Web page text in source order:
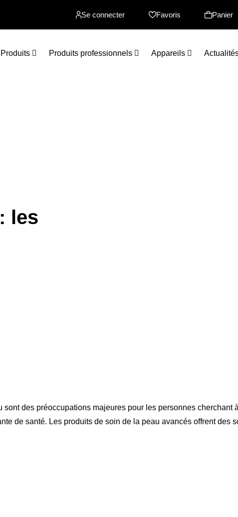
Se connecter Favoris Panier
Produits Produits professionnels Appareils
les
sont des préoccupations majeures pour les personnes cherchant à
de santé. Les produits de soin de la peau avancés offrent des